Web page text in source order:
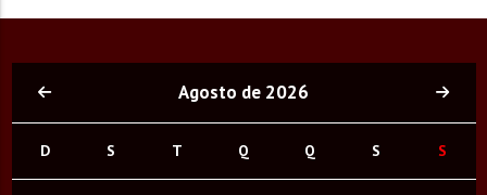
Agosto de 2026
D S T Q Q S S